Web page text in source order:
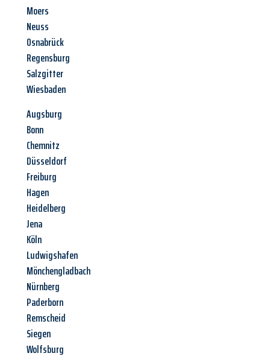
Moers
Neuss
Osnabrück
Regensburg
Salzgitter
Wiesbaden
Augsburg
Bonn
Chemnitz
Düsseldorf
Freiburg
Hagen
Heidelberg
Jena
Köln
Ludwigshafen
Mönchengladbach
Nürnberg
Paderborn
Remscheid
Siegen
Wolfsburg